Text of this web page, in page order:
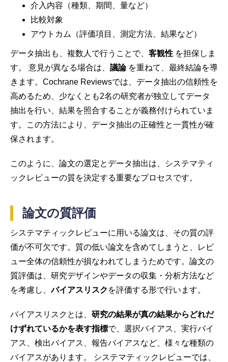
介入内容（種類、期間、量など）
比較対象
アウトカム（評価項目、測定方法、結果など）
データ抽出も、複数人で行うことで、 客観性 を担保しま
す。 意見が異なる場合は、 議論を重ねて、最終結論を導
きます。Cochrane Reviewsでは、データ抽出の信頼性を
高めるため、少なくとも2名の研究者が独立してデータ
抽出を行い、結果を照合することが義務付けられていま
す。この方法により、データ抽出の正確性と一貫性が確
保されます。
このように、論文の選定とデータ抽出は、システマティ
ックレビューの質を決定する重要なプロセスです。
論文の質評価
システマティックレビューに用いる論文は、その質の評
価が不可欠です。質の低い論文を含めてしまうと、レビ
ュー全体の信頼性が損なわれてしまうためです。論文の
質評価は、研究デザインやデータの収集・分析方法など
を考慮し、バイアスリスク を評価する形で行います。
バイアスリスクとは、 研究の結果が真の結果からどれだ
けずれているかを表す指標で、選択バイアス、実行バイ
アス、検出バイアス、報告バイアスなど、様々な種類の
バイアスがあります。 システマティックレビューでは、